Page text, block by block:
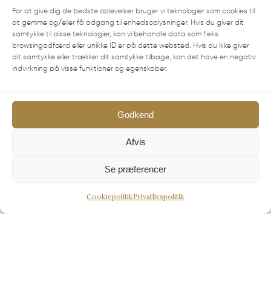
For at give dig de bedste oplevelser bruger vi teknologier som cookies til
at gemme og/eller få adgang til enhedsoplysninger. Hvis du giver dit
samtykke til disse teknologier, kan vi behandle data som f.eks.
browsingadfærd eller unikke ID'er på dette websted. Hvis du ikke giver
dit samtykke eller trækker dit samtykke tilbage, kan det have en negativ
indvirkning på visse funktioner og egenskaber.
Godkend
Afvis
Se præferencer
CookiepolitikPrivatlivspolitik